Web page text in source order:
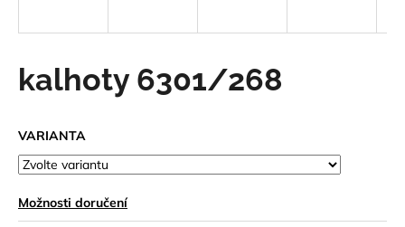
kalhoty 6301/268
VARIANTA
Možnosti doručení
í
t
HLEDAT